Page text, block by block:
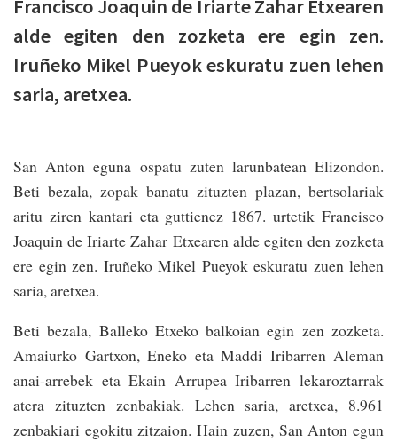
Francisco Joaquin de Iriarte Zahar Etxearen
alde egiten den zozketa ere egin zen.
Iruñeko Mikel Pueyok eskuratu zuen lehen
saria, aretxea.
San Anton eguna ospatu zuten larunbatean Elizondon.
Beti bezala, zopak banatu zituzten plazan, bertsolariak
aritu ziren kantari eta guttienez 1867. urtetik Francisco
Joaquin de Iriarte Zahar Etxearen alde egiten den zozketa
ere egin zen. Iruñeko Mikel Pueyok eskuratu zuen lehen
saria, aretxea.
Beti bezala, Balleko Etxeko balkoian egin zen zozketa.
Amaiurko Gartxon, Eneko eta Maddi Iribarren Aleman
anai-arrebek eta Ekain Arrupea Iribarren lekaroztarrak
atera zituzten zenbakiak. Lehen saria, aretxea, 8.961
zenbakiari egokitu zitzaion. Hain zuzen, San Anton egun